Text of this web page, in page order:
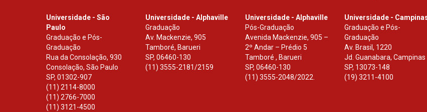
Universidade - São
Paulo
Graduação e Pós-
Graduação
Rua da Consolação, 930
Consolação, São Paulo
SP, 01302-907
(11) 2114-8000
(11) 2766-7000
(11) 3121-4500
Universidade - Alphaville
Graduação
Av. Mackenzie, 905
Tamboré, Barueri
SP,06460-130
(11) 3555-2181/2159
Universidade - Alphaville
Pós-Graduação
Avenida Mackenzie, 905 –
2º Andar – Prédio 5
Tamboré , Barueri
SP, 06460-130
(11) 3555-2048/2022.
Universidade -
Graduação e Pós-
Graduação
Av. Brasil, 1220
Jd. Guanabara, Campinas
SP, 13073-148
(19) 3211-4100